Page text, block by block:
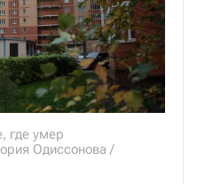
где умер
Одиссонова /